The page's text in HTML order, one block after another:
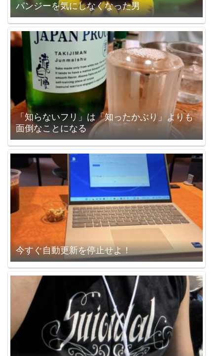
パンジーを気にしなくなった男
「知らないフリ」は「知ったかぶり」よりも
面倒なことになる
今すぐ自動更新を停止せよ！